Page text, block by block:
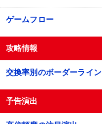
ゲームフロー
攻略情報
交換率別のボーダーライン
予告演出